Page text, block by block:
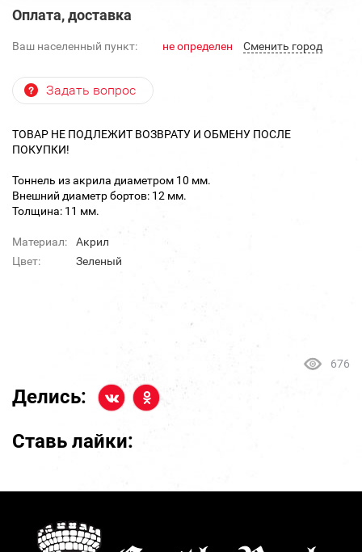
Оплата, доставка
Ваш населенный пункт: не определен Cменить город
Задать вопрос
ТОВАР НЕ ПОДЛЕЖИТ ВОЗВРАТУ И ОБМЕНУ ПОСЛЕ
ПОКУПКИ!
Тоннель из акрила диаметром 10 мм.
Внешний диаметр бортов: 12 мм.
Толщина: 11 мм.
Материал:
Акрил
Цвет:
Зеленый
676
Делись:
Ставь лайки: